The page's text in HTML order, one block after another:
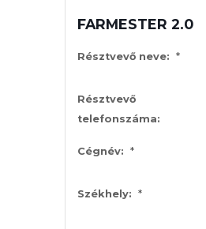
FARMESTER 2.0
Résztvevő neve: *
Résztvevő
telefonszáma:
Cégnév: *
Székhely: *